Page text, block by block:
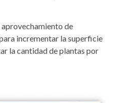
de
incrementar la superficie
la cantidad de plantas por